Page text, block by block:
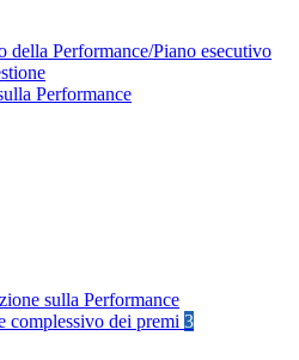
della Performance/Piano esecutivo
Performance
sulla Performance
complessivo dei premi 3